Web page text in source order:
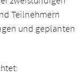
Teilnehmern
und geplanten